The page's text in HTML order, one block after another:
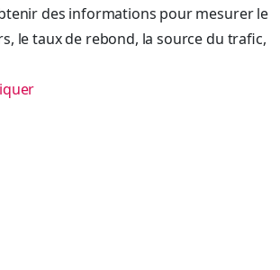
des informations pour mesurer le
le taux de rebond, la source du trafic,